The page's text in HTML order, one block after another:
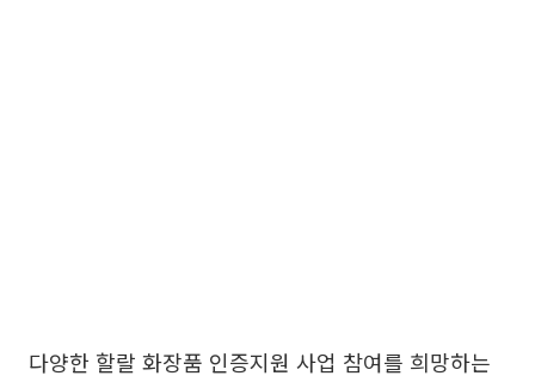
다양한 할랄 화장품 인증지원 사업 참여를 희망하는